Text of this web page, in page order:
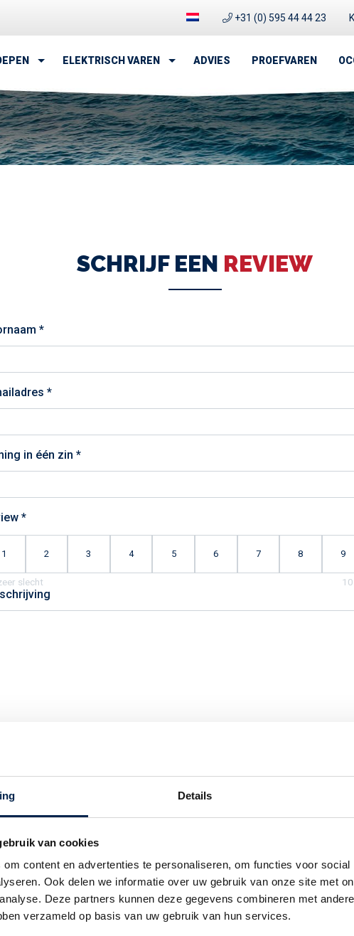
Details
van cookies
om content en advertenties te personaliseren, om functies voor
Ook delen we informatie over uw gebruik van onze site met
Deze partners kunnen deze gegevens combineren met
verzameld op basis van uw gebruik van hun services.
+31 (0) 595 44 44 23
op het water
ELEKTRISCH VAREN ADVIES PROEFVAREN
SCHRIJF EEN REVIEW
*
*
in één zin *
*
1 2 3 4 5 6 7 8 9
toevoegen (optioneel)